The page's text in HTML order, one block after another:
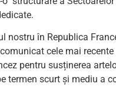
nostru în Republica
cele mai
pentru susținerea
termen scurt și mediu a